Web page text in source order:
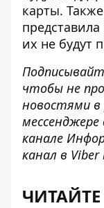
карты.
их не будут
чтобы не
новостями
канале
канал в